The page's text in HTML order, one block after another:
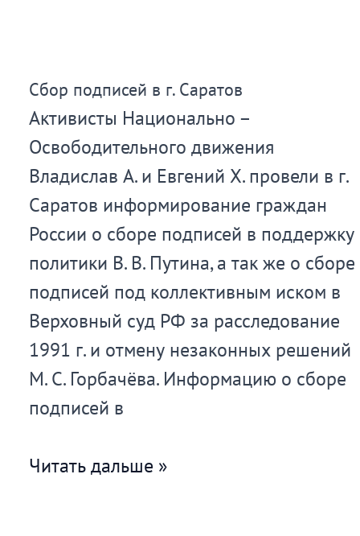
за
наделение
Владимира
Путина
чрезвычайными
полномочиями
Сбор подписей в г. Саратов
Активисты Национально –
Освободительного движения
Владислав А. и Евгений Х. провели в г.
Саратов информирование граждан
России о сборе подписей в поддержку
политики В. В. Путина, а так же о сборе
подписей под коллективным иском в
Верховный суд РФ за расследование
1991 г. и отмену незаконных решений
М. С. Горбачёва. Информацию о сборе
подписей в
Сбор
Читать дальше »